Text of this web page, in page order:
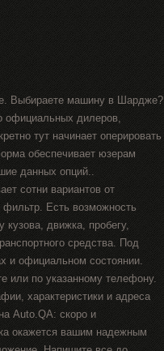
Выбираете машину в Шардже?
официальных дилеров,
тут начинает оперировать
обеспечивает юзерам
данных опций..
сотни вариантов от
Есть возможность
кузова, движка, пробегу,
средства. Под
и официальном состоянии.
или по указанному телефону.
характеристики и адреса
Auto.QA: скоро и
окажется вашим надежным